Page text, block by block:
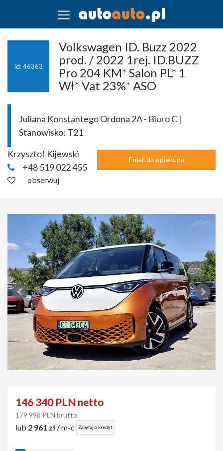
id: 46363
Volkswagen ID. Buzz 2022
prod. / 2022 1rej. ID.BUZZ
Pro 204 KM* Salon PL* 1
Wł* Vat 23%* ASO
Juliana Konstantego Ordona 2A - Biuro C |
Stanowisko: T21
Krzysztof Kijewski
+48 519 022 455
Email do opiekuna
obserwuj
146 340 PLN netto
179 998 PLN brutto
lub 2 961 zł / m-c Zapytaj o kredyt